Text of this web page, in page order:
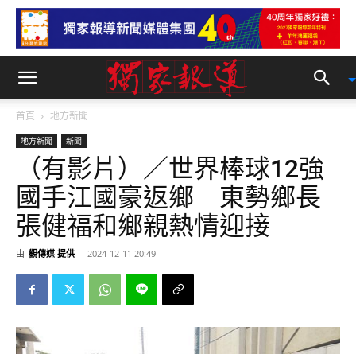
首頁 地方新聞
地方新聞 新聞
（有影片）／世界棒球12強
國手江國豪返鄉 東勢鄉長
張健福和鄉親熱情迎接
由 觀傳媒 提供 - 2024-12-11 20:49